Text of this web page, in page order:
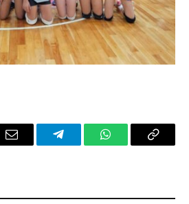
Email TelegramWhatsAppCopy